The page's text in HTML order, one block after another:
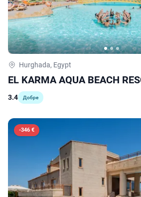
Hurghada, Egypt
EL KARMA AQUA BEACH
3.4 Добре
-346 €